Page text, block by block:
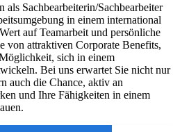
als Sachbearbeiterin/Sachbearbeiter
in einem international
auf Teamarbeit und persönliche
von attraktiven Corporate Benefits,
sich in einem
Bei uns erwartet Sie nicht nur
auch die Chance, aktiv an
und Ihre Fähigkeiten in einem